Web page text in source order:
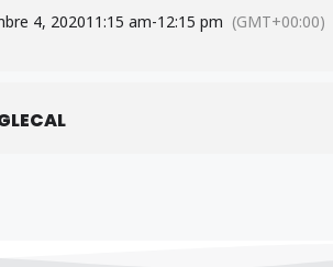
4, 202011:15 am-12:15 pm (GMT+00:00)